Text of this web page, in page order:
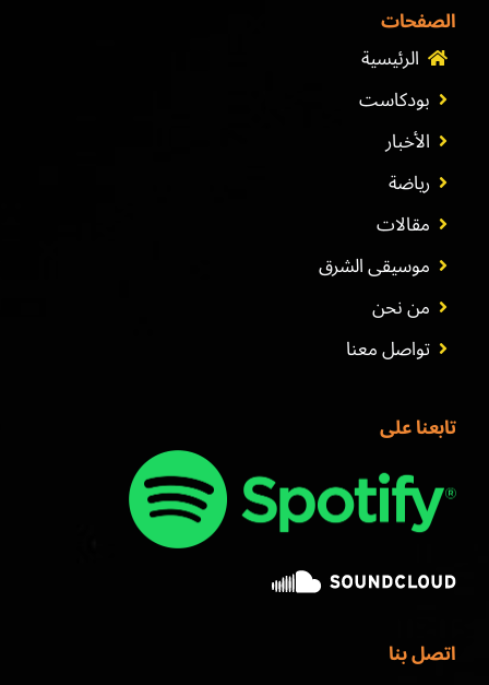
الصفحات
الرئيسية
بودكاست
الأخبار
رياضة
مقالات
موسيقى الشرق
من نحن
تواصل معنا
تابعنا على
اتصل بنا